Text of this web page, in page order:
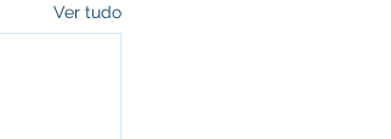
Ver tudo